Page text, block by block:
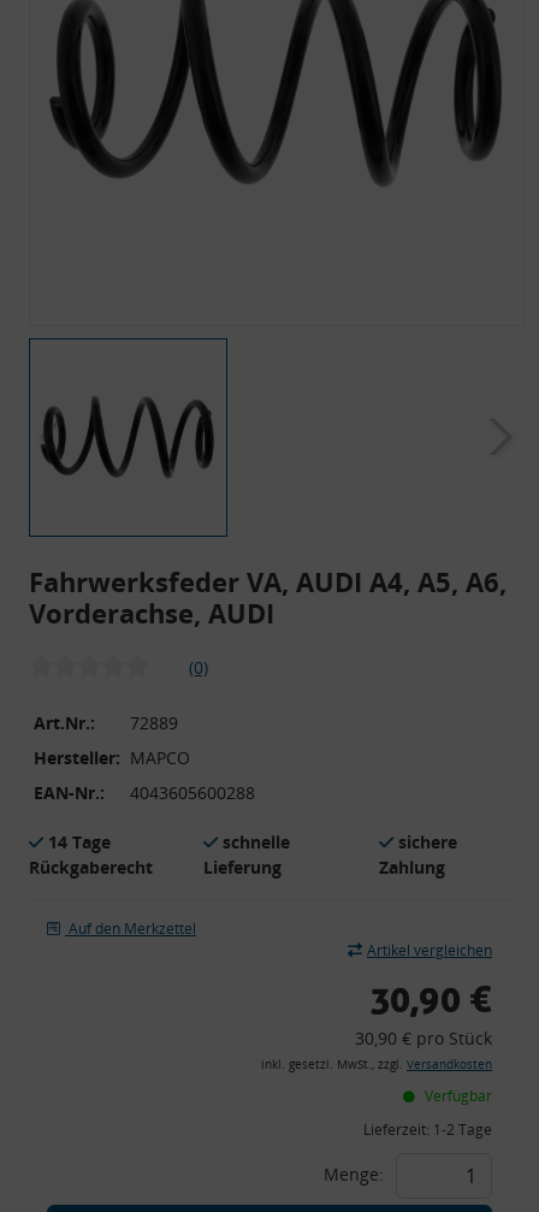
Fahrwerksfeder VA, AUDI A4, A5, A6,
Vorderachse, AUDI
(0)
Art.Nr.:
72889
Hersteller: MAPCO
EAN-Nr.:
4043605600288
14 Tage
Rückgaberecht
schnelle
Lieferung
sichere
Zahlung
Auf den Merkzettel
Artikel vergleichen
30,90 €
30,90 € pro Stück
inkl. gesetzl. MwSt., zzgl. Versandkosten
Verfügbar
Lieferzeit: 1-2 Tage
Menge: